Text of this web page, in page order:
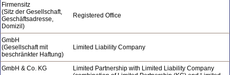
Firmensitz
(Sitz der Gesellschaft,
Geschäftsadresse,
Domizil)
Registered Office
GmbH
(Gesellschaft mit
beschränkter Haftung)
Limited Liability Company
GmbH & Co. KG
Limited Partnership with Limited Liability Company